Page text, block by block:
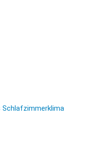
Schlafzimmerklima